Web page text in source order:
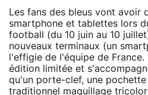
Les fans des bleus vont avoir
smartphone et tablettes lors
football (du 10 juin au 10
nouveaux terminaux (un
l'effigie de l'équipe de
édition limitée et
qu'un porte-clef, une
traditionnel maquillage